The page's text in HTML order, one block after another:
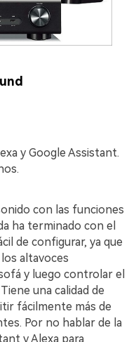
y Google Assistant.
con las funciones
ha terminado con el
de configurar, ya que
altavoces
y luego controlar el
una calidad de
fácilmente más de
Por no hablar de la
y Alexa para